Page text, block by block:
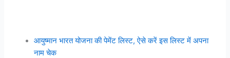
आयुष्मान भारत योजना की पेमेंट लिस्ट, ऐसे करें इस लिस्ट में अपना
नाम चेक